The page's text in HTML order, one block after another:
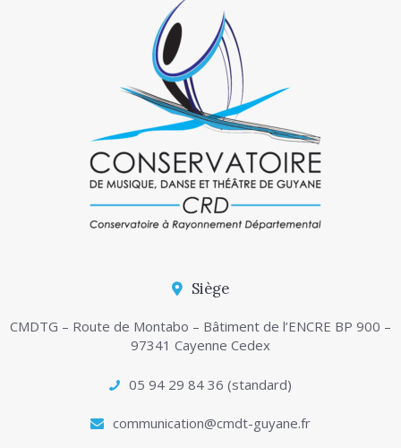
Siège
CMDTG – Route de Montabo – Bâtiment de l’ENCRE BP 900 –
97341 Cayenne Cedex
05 94 29 84 36 (standard)
communication@cmdt-guyane.fr